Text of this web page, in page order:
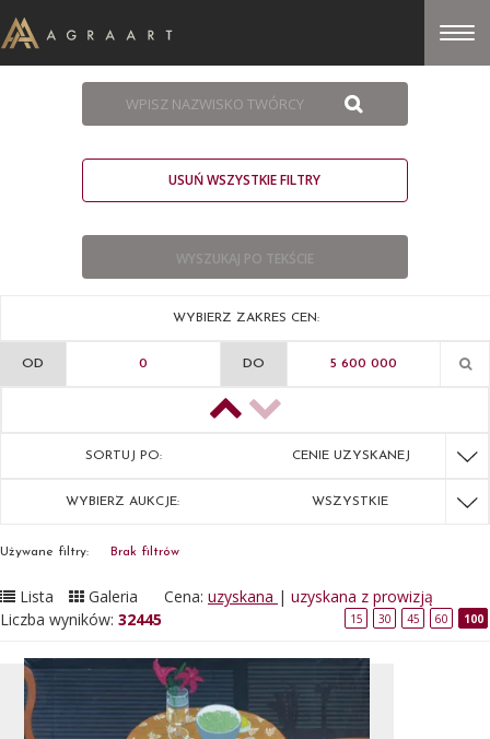
USUŃ WSZYSTKIE FILTRY
WYBIERZ ZAKRES CEN:
OD DO
SORTUJ PO: CENIE UZYSKANEJ
WYBIERZ AUKCJE: WSZYSTKIE
Używane filtry: Brak filtrów
Lista Galeria Cena: uzyskana | uzyskana z prowizją
Liczba wyników: 32445 15 30 45 60 100